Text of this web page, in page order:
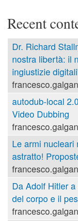
Recent
Dr. Richard
nostra libertà: il
ingiustizie
autodub-local
Video Dubbing
Le armi nucleari
astratto!
Da Adolf Hitler
del corpo e il